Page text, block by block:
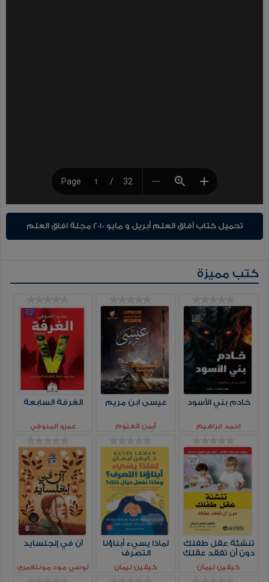
تحميل كتاب آفاق العلم أبريل و مايو 2010 مجلة افاق العلم
كتب مميزة
خادم بني الأسود
احمد ابراهيم
عيسى ابن مريم
أيمن العتوم
الغرفة السابعة
عمرو المنوفي
تنشئة عقل طفلك
دون أن تفقد عقلك
كيفين ليمان
لماذا يسيء أبناؤنا
التصرف
كيفين ليمان
آن في إنجلسايد
لوسي مود مونتغمري